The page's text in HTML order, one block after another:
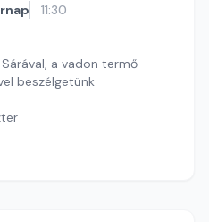
11:30
a vadon termő
beszélgetünk